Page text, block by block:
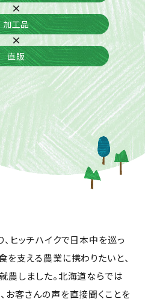
×
加工品
×
直販
ヒッチハイクで日本中を巡っ
を支える農業に携わりたいと、
農しました。北海道ならでは
お客さんの声を直接聞くことを